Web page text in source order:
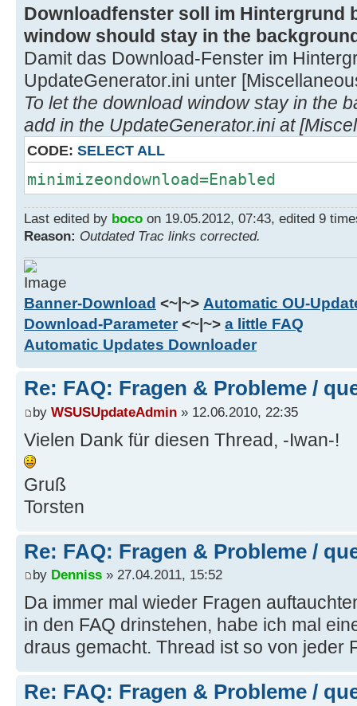
Downloadfenster soll im Hintergrund
window should stay in the
Damit das Download-Fenster im
UpdateGenerator.ini unter
To let the download window stay in the
add in the UpdateGenerator.ini at
CODE: SELECT ALL
minimizeondownload=Enabled
Last edited by boco on 19.05.2012, 07:43, edited 9
Reason: Outdated Trac links corrected.
Banner-Download <~|~> Automatic OU-
Download-Parameter<~|~> a little FAQ
Automatic Updates Downloader
Re: FAQ: Fragen & Probleme /
by WSUSUpdateAdmin » 12.06.2010, 22:35
Vielen Dank für diesen Thread, -Iwan-!
Gruß
Torsten
Re: FAQ: Fragen & Probleme /
by Denniss » 27.04.2011, 15:52
Da immer mal wieder Fragen
in den FAQ drinstehen, habe ich mal
draus gemacht. Thread ist so von jeder
Re: FAQ: Fragen & Probleme /